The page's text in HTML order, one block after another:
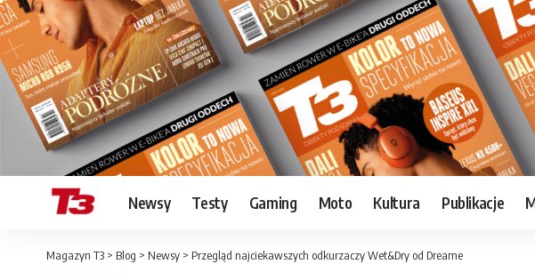
Newsy Testy Gaming Moto Kultura Publikacje
Magazyn T3 > Blog > Newsy > Przegląd najciekawszych odkurzaczy Wet&Dry od Dreame